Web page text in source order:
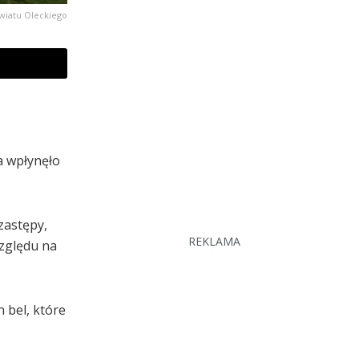
Oleckiego
na
bel, które
REKLAMA